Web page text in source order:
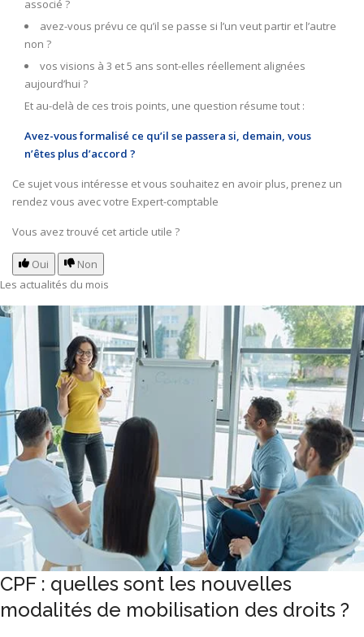
associé ?
avez-vous prévu ce qu’il se passe si l’un veut partir et l’autre
non ?
vos visions à 3 et 5 ans sont-elles réellement alignées
aujourd’hui ?
Et au-delà de ces trois points, une question résume tout :
Avez-vous formalisé ce qu’il se passera si, demain, vous
n’êtes plus d’accord ?
Ce sujet vous intéresse et vous souhaitez en avoir plus, prenez un
rendez vous avec votre Expert-comptable
Vous avez trouvé cet article utile ?
Oui
Non
Les actualités du mois
CPF : quelles sont les nouvelles
modalités de mobilisation des droits ?